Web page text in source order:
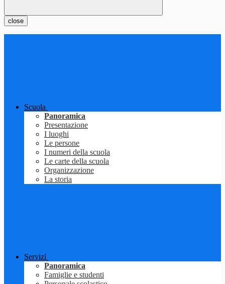
close
Scuola
Panoramica
Presentazione
I luoghi
Le persone
I numeri della scuola
Le carte della scuola
Organizzazione
La storia
Servizi
Panoramica
Famiglie e studenti